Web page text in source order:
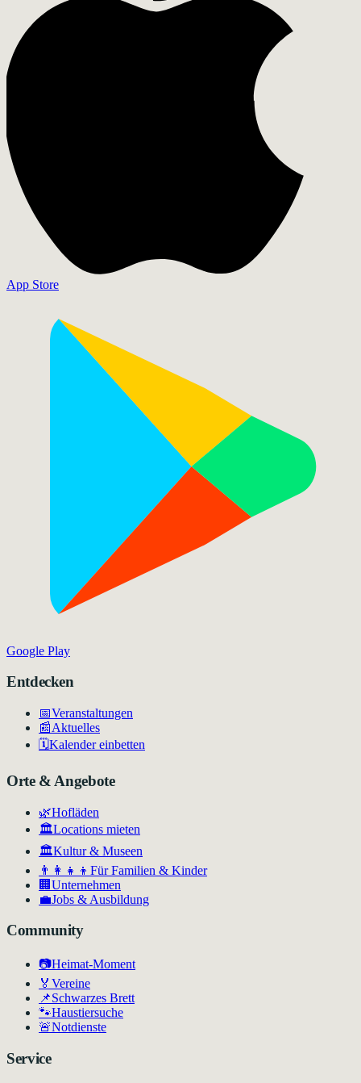
App Store
Google Play
Entdecken
📅Veranstaltungen
📰Aktuelles
🗓️Kalender einbetten
Orte & Angebote
🌿Hofläden
🏛️Locations mieten
🏛Kultur & Museen
👨‍👩‍👧‍👦 Für Familien & Kinder
🏢 Unternehmen
💼Jobs & Ausbildung
Community
📷Heimat-Moment
🏅 Vereine
📌Schwarzes Brett
🐾Haustiersuche
🚨Notdienste
Service